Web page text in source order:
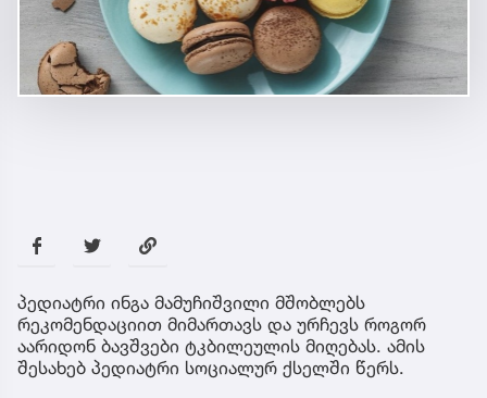
პედიატრი ინგა მამუჩიშვილი მშობლებს
რეკომენდაციით მიმართავს და ურჩევს როგორ
აარიდონ ბავშვები ტკბილეულის მიღებას. ამის
შესახებ პედიატრი სოციალურ ქსელში წერს.